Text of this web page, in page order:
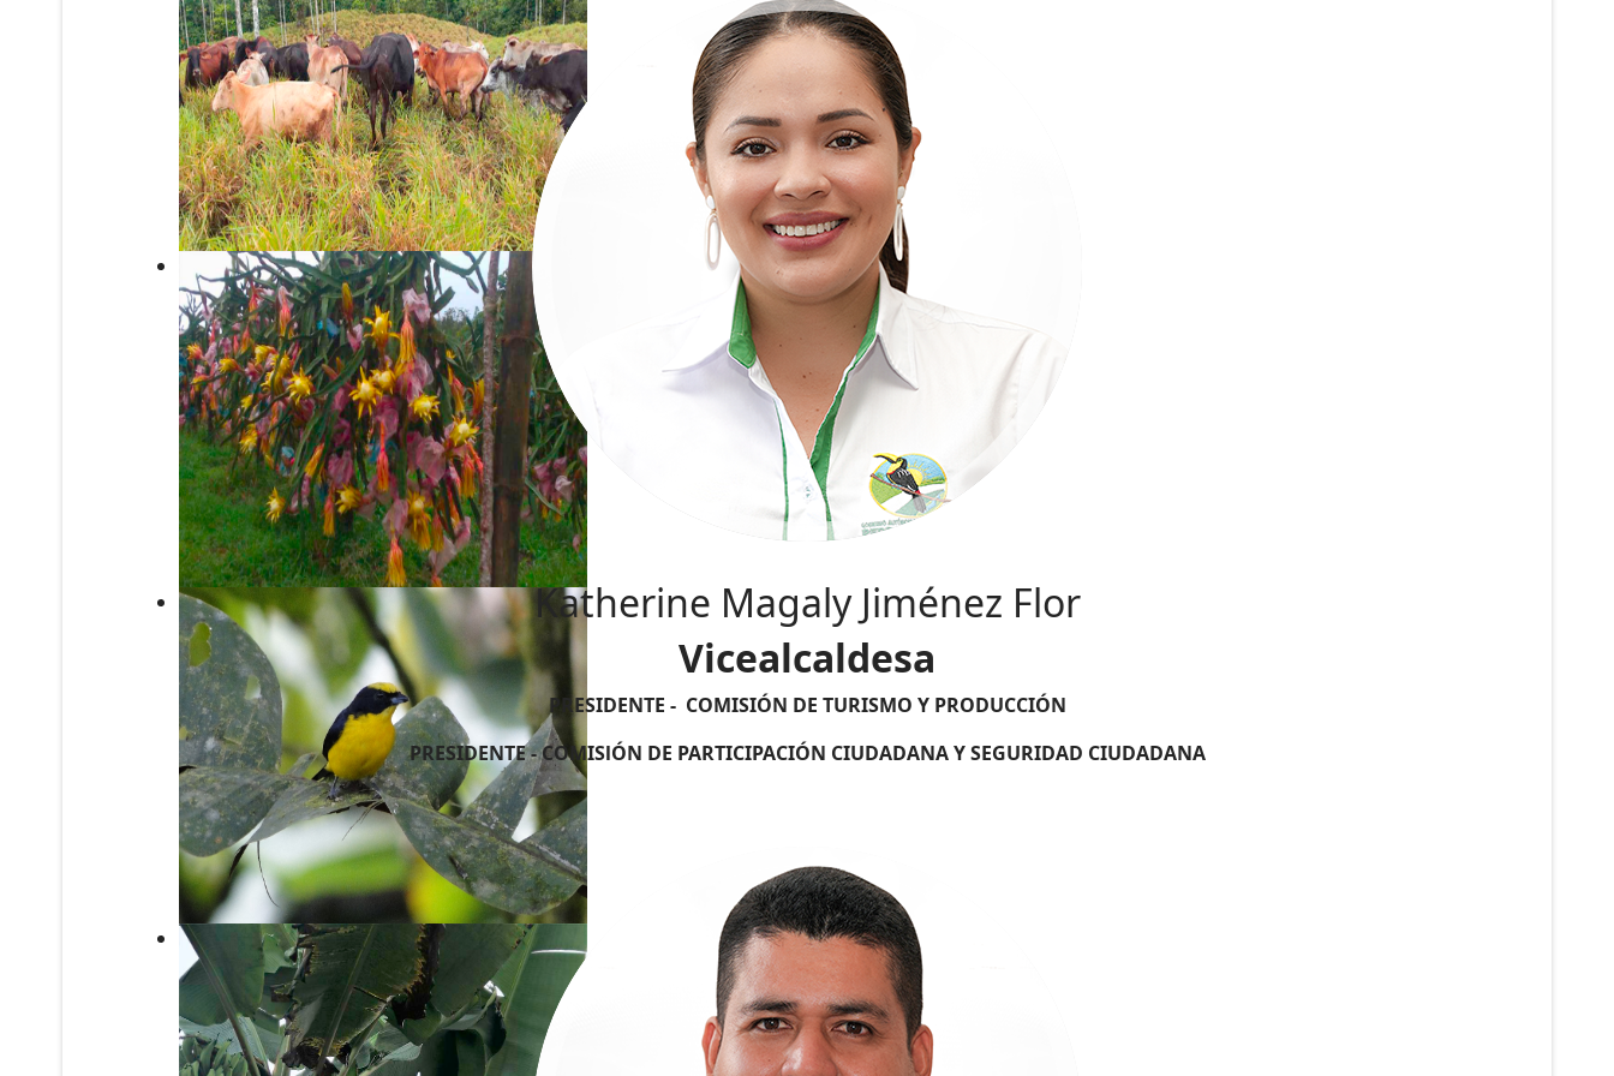
Katherine Magaly Jiménez Flor
Vicealcaldesa
PRESIDENTE - COMISIÓN DE TURISMO Y PRODUCCIÓN
PRESIDENTE - COMISlÓN DE PARTICIPACIÓN CIUDADANA Y SEGURIDAD CIUDADANA